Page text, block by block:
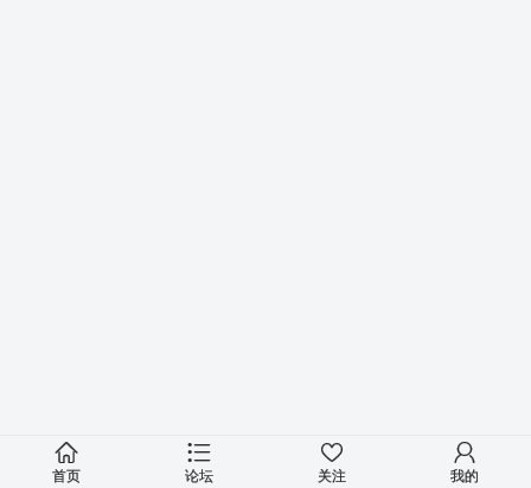
首页 论坛 关注 我的